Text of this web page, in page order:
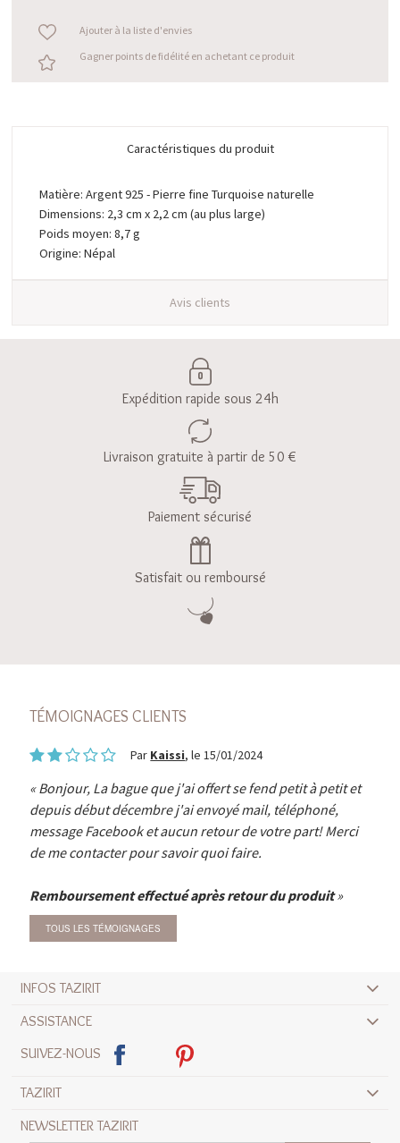
Ajouter à la liste d'envies
Gagner points de fidélité en achetant ce produit
Caractéristiques du produit
Matière: Argent 925 - Pierre fine Turquoise naturelle
Dimensions: 2,3 cm x 2,2 cm (au plus large)
Poids moyen: 8,7 g
Origine: Népal
Avis clients
Expédition rapide sous 24h
Livraison gratuite à partir de 50 €
Paiement sécurisé
Satisfait ou remboursé
TÉMOIGNAGES CLIENTS
Par Kaissi, le 15/01/2024
Bonjour, La bague que j'ai offert se fend petit à petit et
depuis début décembre j'ai envoyé mail, téléphoné,
message Facebook et aucun retour de votre part! Merci
de me contacter pour savoir quoi faire.
Remboursement effectué après retour du produit
TOUS LES TÉMOIGNAGES
INFOS TAZIRIT
ASSISTANCE
SUIVEZ-NOUS
TAZIRIT
NEWSLETTER TAZIRIT